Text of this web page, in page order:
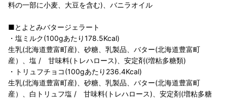
料の一部に小麦、大豆を含む)、バニラオイル
■とよとみバタージェラート
・塩ミルク(100gあたり178.5Kcal)
生乳(北海道豊富町産)、砂糖、乳製品、バター(北海道豊富町
産）、塩 / 甘味料(トレハロース)、安定剤(増粘多糖類)
・トリュフチョコ(100gあたり236.4Kcal)
生乳(北海道豊富町産)、砂糖、乳製品、バター(北海道豊富町
産）、白トリュフ塩 / 甘味料(トレハロース)、安定剤(増粘多糖